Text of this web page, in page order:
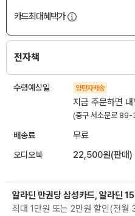
카드최대혜택가
전자책
수령예상일 양탄자배송
지금 주문하면 내
(중구 서소문로 89-
배송료 무료
오디오북 22,500원(판매
알라딘 만권당 삼성카드, 알라딘
최대 1만원 또는 2만원 할인(전